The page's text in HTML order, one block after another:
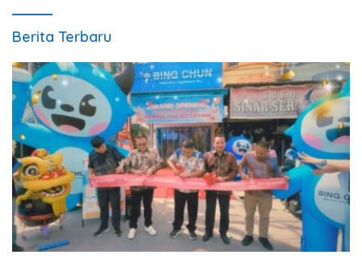
Berita Terbaru